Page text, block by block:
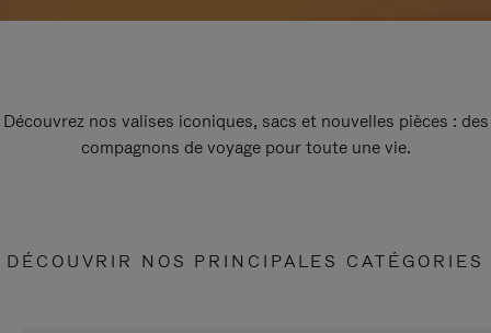
Découvrez nos valises iconiques, sacs et nouvelles pièces : des
compagnons de voyage pour toute une vie.
DÉCOUVRIR NOS PRINCIPALES CATÉGORIES